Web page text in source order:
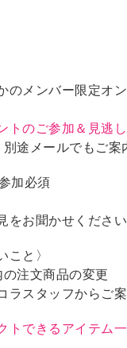
のメンバー限定オ
トのご参加＆見逃
途メールでもご案
加必須
お聞かせください
こと〉
注文商品の変更
スタッフからご案
トできるアイテム